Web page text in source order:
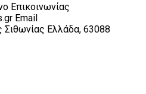
Επικοινωνίας
Email
Σιθωνίας Ελλάδα, 63088